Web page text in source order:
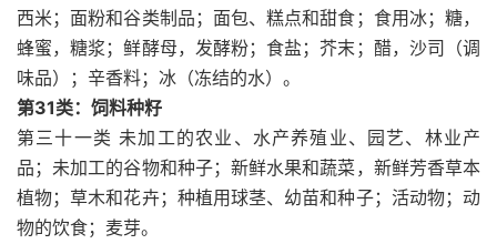
西米；面粉和谷类制品；面包、糕点和甜食；食用冰；糖，
蜂蜜，糖浆；鲜酵母，发酵粉；食盐；芥末；醋，沙司（调
味品）；辛香料；冰（冻结的水）。
第31类：饲料种籽
第三十一类 未加工的农业、水产养殖业、园艺、林业产
品；未加工的谷物和种子；新鲜水果和蔬菜，新鲜芳香草本
植物；草木和花卉；种植用球茎、幼苗和种子；活动物；动
物的饮食；麦芽。